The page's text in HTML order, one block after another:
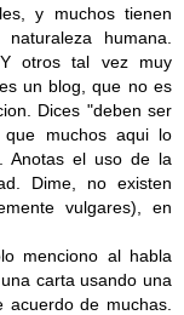
y muchos tienen
humana.
otros tal vez muy
un blog, que no es
Dices "deben ser
muchos aqui lo
Anotas el uso de la
Dime, no existen
vulgares), en
menciono al habla
carta usando una
de muchas.